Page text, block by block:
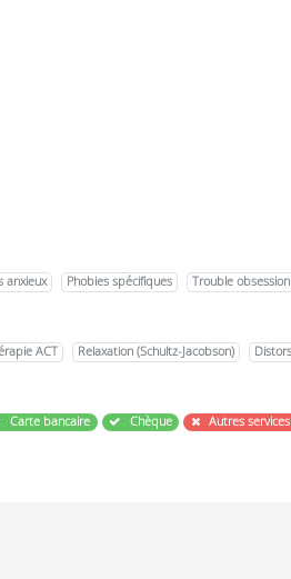
anxieux Phobies spécifiques Trouble
ACT Relaxation (Schultz-Jacobson)
Carte bancaire Chèque Autres